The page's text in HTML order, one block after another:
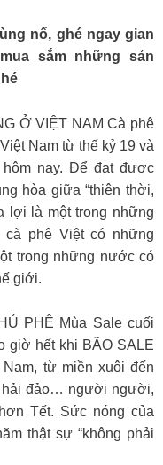
nổ, ghé ngay gian
sắm những sản
Ở VIỆT NAM Cà phê
Nam từ thế kỷ 19 và
nay. Để đạt được
hòa giữa “thiên thời,
lợi là một trong những
cà phê Việt có những
trong những nước có
giới.
PHÊ Mùa Sale cuối
giờ hết khi BÃO SALE
từ miền xuôi đến
hải đảo… người người,
Tết. Sức nóng của
thật sự “không phải